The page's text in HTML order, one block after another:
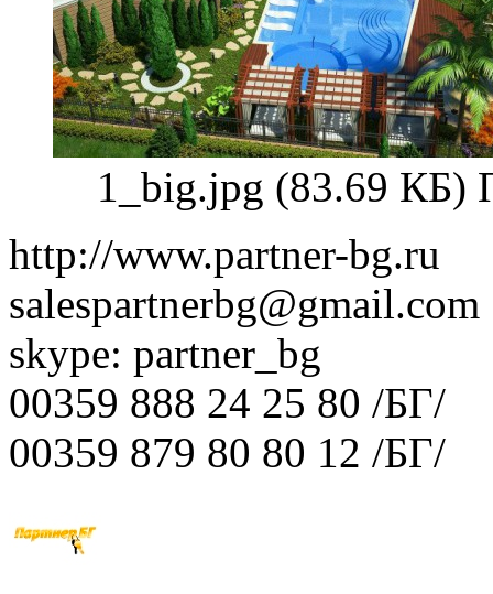
1_big.jpg (83.69 КБ)
http://www.partner-bg.ru
salespartnerbg@gmail.com
skype: partner_bg
00359 888 24 25 80 /БГ/
00359 879 80 80 12 /БГ/